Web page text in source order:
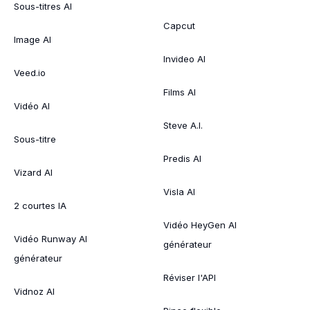
Sous-titres AI
Image AI
Veed.io
Vidéo AI
Sous-titre
Vizard AI
2 courtes IA
Vidéo Runway AI
générateur
Vidnoz AI
Capcut
Invideo AI
Films AI
Steve A.I.
Predis AI
Visla AI
Vidéo HeyGen AI
générateur
Réviser l'API